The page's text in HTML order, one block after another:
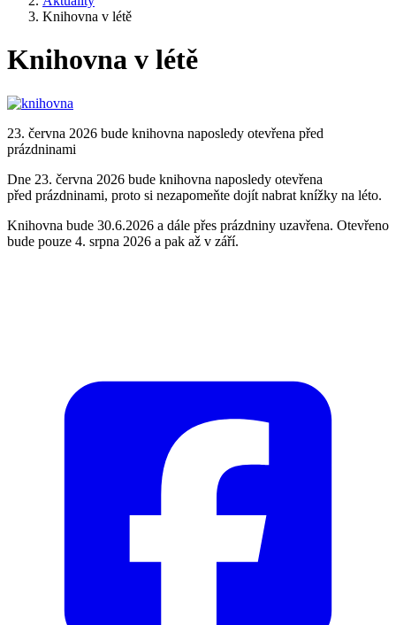
Knihovna v létě
Knihovna v létě
23. června 2026 bude knihovna naposledy otevřena před
prázdninami
Dne 23. června 2026 bude knihovna naposledy otevřena
před prázdninami, proto si nezapomeňte dojít nabrat knížky na léto.
Knihovna bude 30.6.2026 a dále přes prázdniny uzavřena. Otevřeno
bude pouze 4. srpna 2026 a pak až v září.